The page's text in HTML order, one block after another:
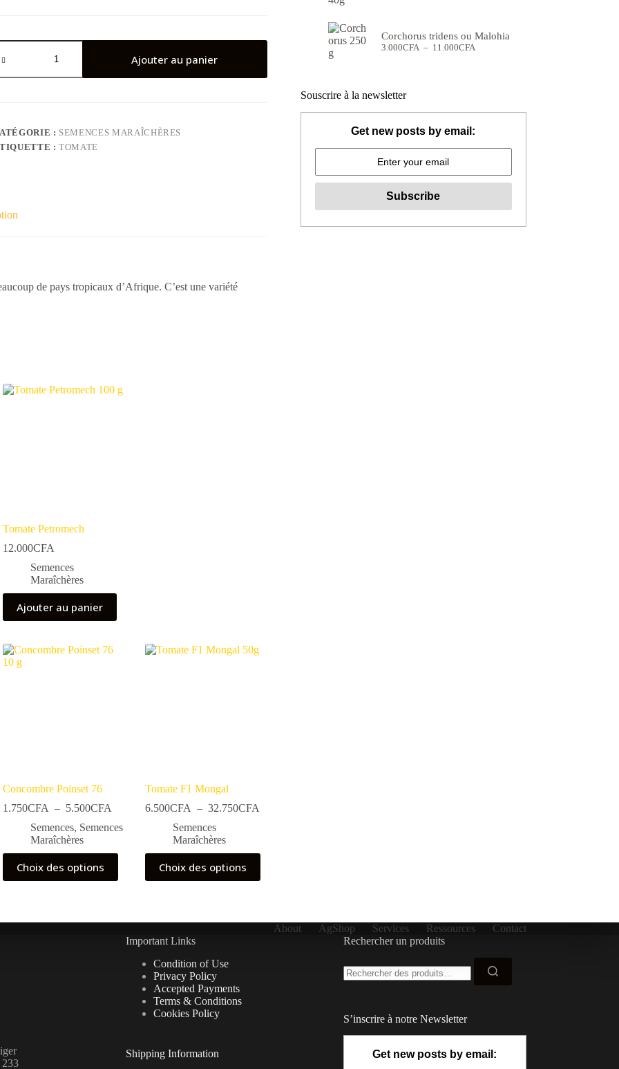
Ajouter au panier
: SEMENCES MARAÎCHÈRES
:TOMATE
de pays tropicaux d’Afrique. C’est une variété
Tomate Petromech
12.000CFA
Semences
Maraîchères
Ajouter au panier
Concombre Poinset 76
1.750CFA – 5.500CFA
prix :
à
Semences, Semences
Maraîchères
Choix des options
Ce
produit
a
Les
Tomate F1 Mongal
6.500CFA – 32.750CFA
à
Semences
Maraîchères
Choix des options
Ce
produit
a
Les
peuvent
être
choisies
sur
page
du
Corchorus tridens ou Malohia
3.000CFA – 11.000CFA
Souscrire à la newsletter
Get new posts by email:
About AgShop Services Ressources
Contact
Important Links
Condition of Use
Privacy Policy
Accepted Payments
Terms & Conditions
Cookies Policy
Shipping Information
Rechercher un produits
pour :
S’inscrire à notre Newsletter
Get new posts by email: